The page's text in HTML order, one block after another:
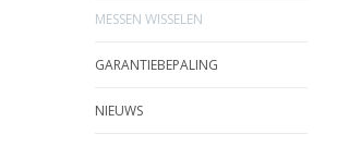
MESSEN WISSELEN
GARANTIEBEPALING
NIEUWS